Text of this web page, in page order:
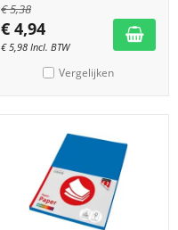
€5,38
€ 4,94
€5,98 Incl. BTW
Vergelijken